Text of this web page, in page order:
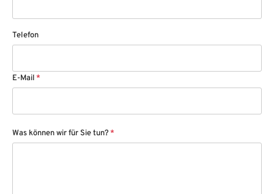
Telefon
E-Mail *
Was können wir für Sie tun? *